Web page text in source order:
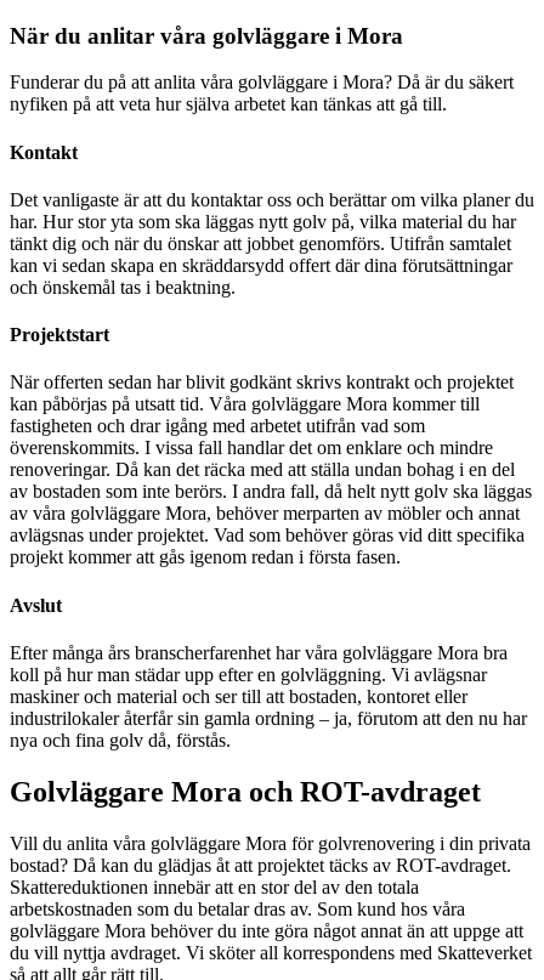
När du anlitar våra golvläggare i Mora
Funderar du på att anlita våra golvläggare i Mora? Då är du säkert
nyfiken på att veta hur själva arbetet kan tänkas att gå till.
Kontakt
Det vanligaste är att du kontaktar oss och berättar om vilka planer du
har. Hur stor yta som ska läggas nytt golv på, vilka material du har
tänkt dig och när du önskar att jobbet genomförs. Utifrån samtalet
kan vi sedan skapa en skräddarsydd offert där dina förutsättningar
och önskemål tas i beaktning.
Projektstart
När offerten sedan har blivit godkänt skrivs kontrakt och projektet
kan påbörjas på utsatt tid. Våra golvläggare Mora kommer till
fastigheten och drar igång med arbetet utifrån vad som
överenskommits. I vissa fall handlar det om enklare och mindre
renoveringar. Då kan det räcka med att ställa undan bohag i en del
av bostaden som inte berörs. I andra fall, då helt nytt golv ska läggas
av våra golvläggare Mora, behöver merparten av möbler och annat
avlägsnas under projektet. Vad som behöver göras vid ditt specifika
projekt kommer att gås igenom redan i första fasen.
Avslut
Efter många års branscherfarenhet har våra golvläggare Mora bra
koll på hur man städar upp efter en golvläggning. Vi avlägsnar
maskiner och material och ser till att bostaden, kontoret eller
industrilokaler återfår sin gamla ordning – ja, förutom att den nu har
nya och fina golv då, förstås.
Golvläggare Mora och ROT-avdraget
Vill du anlita våra golvläggare Mora för golvrenovering i din privata
bostad? Då kan du glädjas åt att projektet täcks av ROT-avdraget.
Skattereduktionen innebär att en stor del av den totala
arbetskostnaden som du betalar dras av. Som kund hos våra
golvläggare Mora behöver du inte göra något annat än att uppge att
du vill nyttja avdraget. Vi sköter all korrespondens med Skatteverket
så att allt går rätt till.